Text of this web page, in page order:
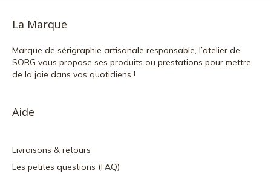
La Marque
Marque de sérigraphie artisanale responsable, l’atelier de
SORG vous propose ses produits ou prestations pour mettre
de la joie dans vos quotidiens !
Aide
Livraisons & retours
Les petites questions (FAQ)